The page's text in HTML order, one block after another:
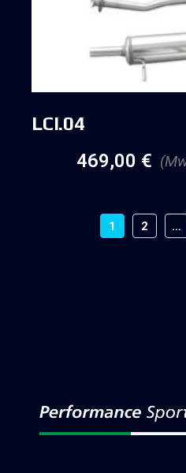
LCI.04
469,00 €
1 2 …